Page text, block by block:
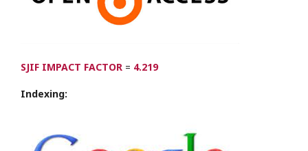
SJIF IMPACT FACTOR = 4.219
Indexing: